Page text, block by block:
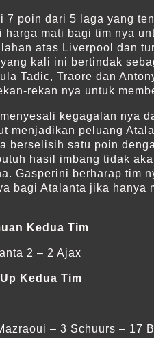
7 poin dari 5 laga yang
harga mati bagi tim nya
atas Liverpool dan
kali ini bertindak
Tadic, Traore dan
rekan nya untuk
kegagalan nya
menjadikan peluang
berselisih satu poin
hasil imbang tidak
Gasperini berharap tim
bagi Atalanta jika hanya
Kedua Tim
2 – 2 Ajax
Kedua Tim
– 3 Schuurs – 17